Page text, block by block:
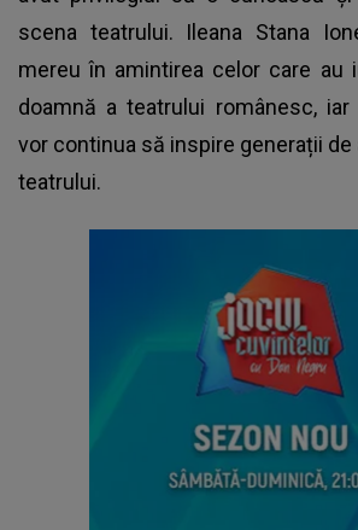
scena teatrului. Ileana Stana
mereu în amintirea celor care au
doamnă a teatrului românesc,
vor continua să inspire generații de
teatrului.